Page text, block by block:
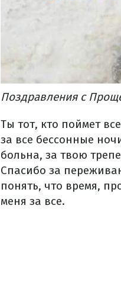
Поздравления с
Ты тот, кто поймет
за все бессонные
больна, за твою
Спасибо за
понять, что время,
меня за все.